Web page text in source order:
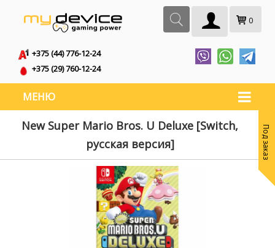
0
+375 (44) 776-12-24
+375 (29) 760-12-24
МЕНЮ
New Super Mario Bros. U Deluxe [Switch,
русская версия]
Под заказ